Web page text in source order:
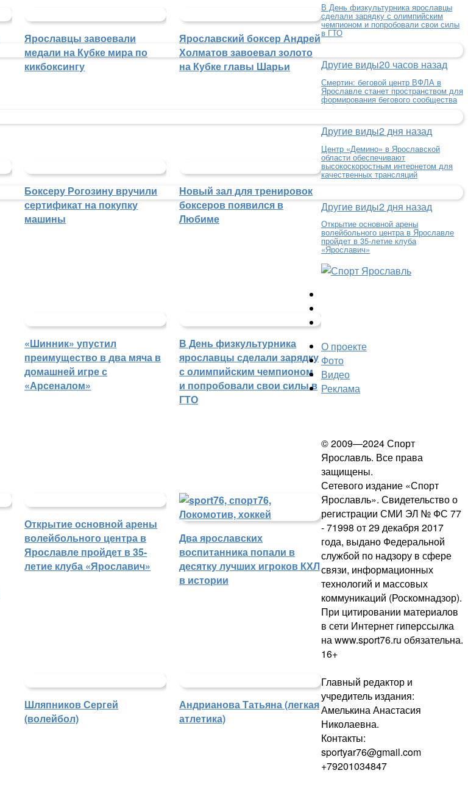
Ярославцы завоевали
медали на Кубке мира по
кикбоксингу
Ярославский боксер Андрей
Холматов завоевал золото
на Кубке главы Шарьи
Боксеру Рогозину вручили
сертификат на покупку
машины
Новый зал для тренировок
боксеров появился в
Любиме
«Шинник» упустил
преимущество в два мяча в
домашней игре с
«Арсеналом»
В День физкультурника
ярославцы сделали зарядку
с олимпийским чемпионом
и попробовали свои силы в
ГТО
Открытие основной арены
волейбольного центра в
Ярославле пройдет в 35-
летие клуба «Ярославич»
Два ярославских
воспитанника попали в
десятку лучших игроков КХЛ
в истории
Шляпников Сергей
(волейбол)
Андрианова Татьяна (легкая
атлетика)
В День физкультурника ярославцы
сделали зарядку с олимпийским
чемпионом и попробовали свои силы
в ГТО
Другие виды20 часов назад
Смертин: беговой центр ВФЛА в
Ярославле станет пространством для
формирования бегового сообщества
Другие виды2 дня назад
Центр «Демино» в Ярославской
области обеспечивают
высокоскоростным интернетом для
качественных трансляций
Другие виды2 дня назад
Открытие основной арены
волейбольного центра в Ярославле
пройдет в 35-летие клуба
«Ярославич»
О проекте
Фото
Видео
Реклама
© 2009—2024 Спорт
Ярославль. Все права
защищены.
Сетевого издание «Спорт
Ярославль». Свидетельство о
регистрации СМИ ЭЛ № ФС 77
- 71998 от 29 декабря 2017
года, выдано Федеральной
службой по надзору в сфере
связи, информационных
технологий и массовых
коммуникаций (Роскомнадзор).
При цитировании материалов
в сети Интернет гиперссылка
на www.sport76.ru обязательна.
16+
Главный редактор и
учредитель издания:
Амелькина Анастасия
Николаевна.
Контакты:
sportyar76@gmail.com
+79201034847